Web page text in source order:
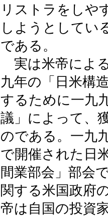
リストラをしや
しようとしてい
である。
実は米帝によ
九年の「日米構
するために一九
議」によって、
のである。一九
で開催された日
間業部会」部会
関する米国政府
帝は自国の投資